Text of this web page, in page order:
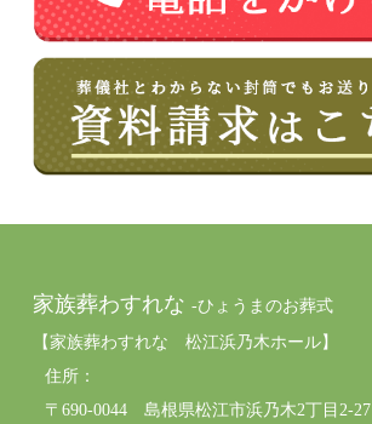
家族葬わすれな -ひょうまのお葬式
【家族葬わすれな 松江浜乃木ホール】
住所：
〒690-0044 島根県松江市浜乃木2丁目2-27